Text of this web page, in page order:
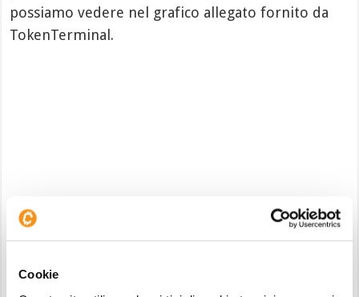
Cookie
possiamo vedere nel grafico allegato fornito da
TokenTerminal.
Inoltre abbiamo inserito con l’istogramma in
verde, anche la quantità di fee cumulative che
sono state pagate dagli utenti nel corso del 2022.